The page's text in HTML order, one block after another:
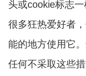
头或cookie标志
很多狂热爱好者
能的地方使用它
任何不采取这些